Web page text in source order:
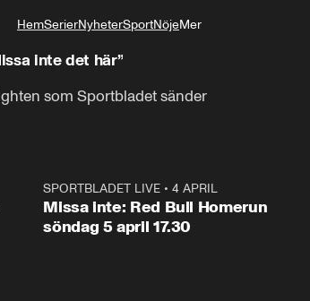
HemSerierNyheterSportNöjeMer
inte det här”
som Sportbladet sänder
1:03SPORTBLADET LIVE •4 APRIL
Missa inte: Red Bull Homerun
söndag 5 april 17.30